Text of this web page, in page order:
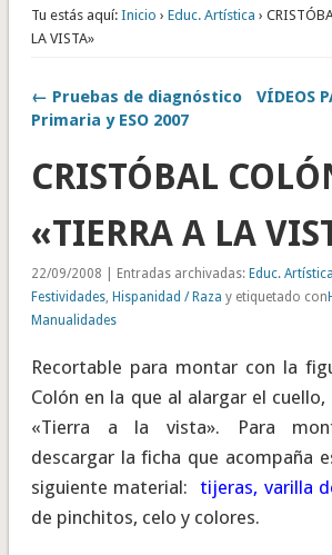
Tu estás aquí: Inicio › Educ. Artística ›
LA VISTA»
← Pruebas de diagnóstico
Primaria y ESO 2007
VÍDEOS
CRISTÓBAL
«TIERRA A LA
22/09/2008 | Entradas archivadas: Educ. Artística
Festividades, Hispanidad / Raza y etiquetado con
Manualidades
Recortable para montar con la
Colón en la que al alargar el
«Tierra a la vista». Para
descargar la ficha que acompaña
siguiente material: tijeras, varilla
de pinchitos, celo y colores.